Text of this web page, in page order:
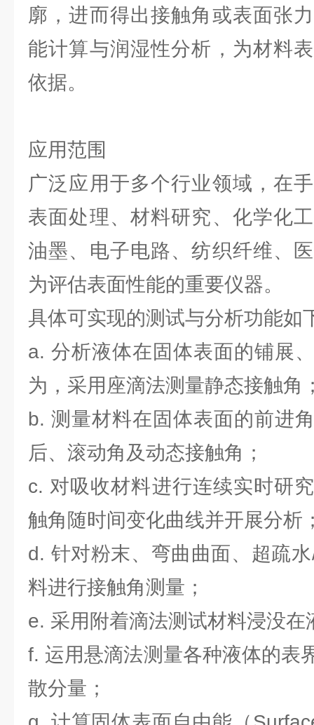
廓，进而得出接触角或表面张
能计算与润湿性分析，为材料
依据。
应用范围
广泛应用于多个行业领域，在
表面处理、材料研究、化学化
油墨、电子电路、纺织纤维、
为评估表面性能的重要仪器。
具体可实现的测试与分析功能如
a. 分析液体在固体表面的铺展
为，采用座滴法测量静态接触角
b. 测量材料在固体表面的前进
后、滚动角及动态接触角；
c. 对吸收材料进行连续实时研
触角随时间变化曲线并开展分析
d. 针对粉末、弯曲曲面、超疏
料进行接触角测量；
e. 采用附着滴法测试材料浸没在
f. 运用悬滴法测量各种液体的表
散分量；